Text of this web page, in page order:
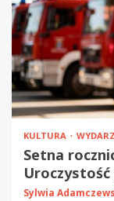
KULTURA
Setna
Uroczystość
Sylwia